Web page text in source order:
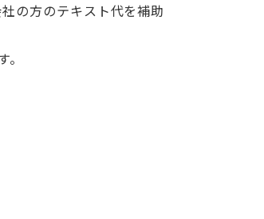
の方のテキスト代を補助